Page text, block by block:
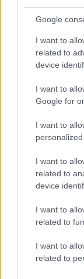
Google
I want to
related to
device
I want to
Google for
I want to
personalized
I want to
related to
device
I want to
related to
I want to
related to
La Reserva
por parte de
FINANZAS
Guía completa